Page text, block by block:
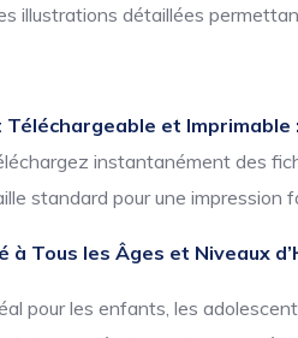
illustrations détaillées
Téléchargeable et Imprimable :
instantanément des
standard pour une impression
à Tous les Âges et Niveaux
pour les enfants, les